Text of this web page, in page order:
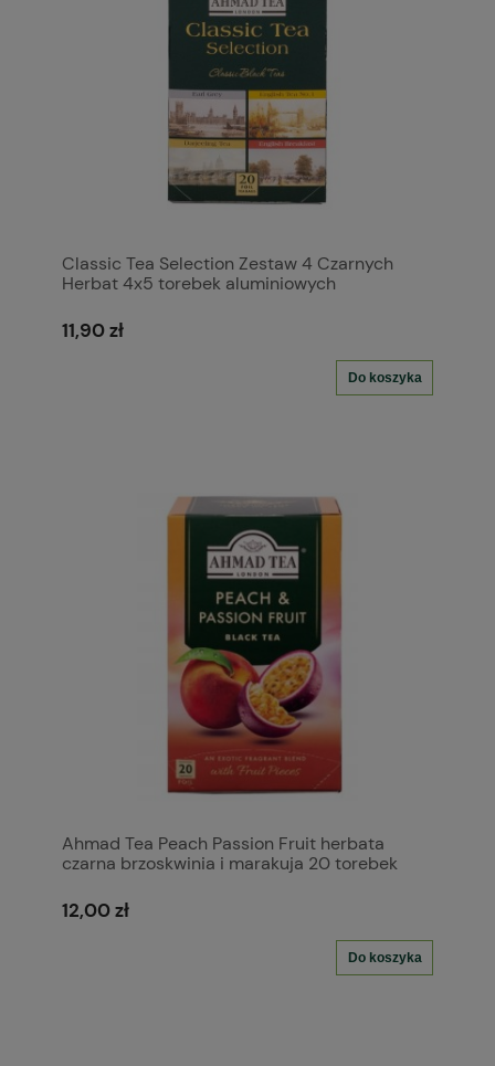
Classic Tea Selection Zestaw 4 Czarnych
Herbat 4x5 torebek aluminiowych
11,90 zł
Do koszyka
Ahmad Tea Peach Passion Fruit herbata
czarna brzoskwinia i marakuja 20 torebek
12,00 zł
Do koszyka